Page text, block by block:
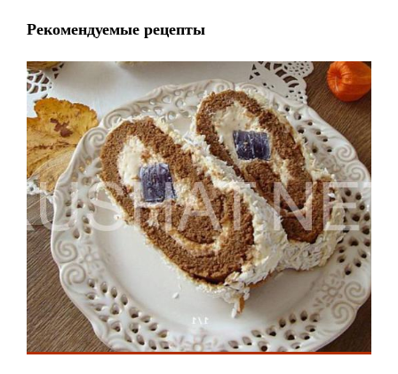
Рекомендуемые рецепты